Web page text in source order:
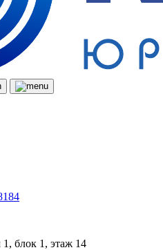
блок 1, этаж 14